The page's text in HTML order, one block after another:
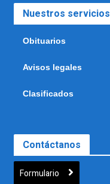
Nuestros servicios
Obituarios
Avisos legales
Clasificados
Contáctanos
Formulario